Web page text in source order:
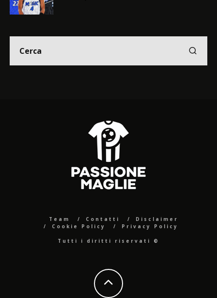
Team Contatti
Disclaimer
Cookie Policy
Privacy Policy
Tutti i diritti riservati ©